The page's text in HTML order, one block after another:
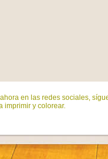
en las redes sociales,
imprimir y colorear.